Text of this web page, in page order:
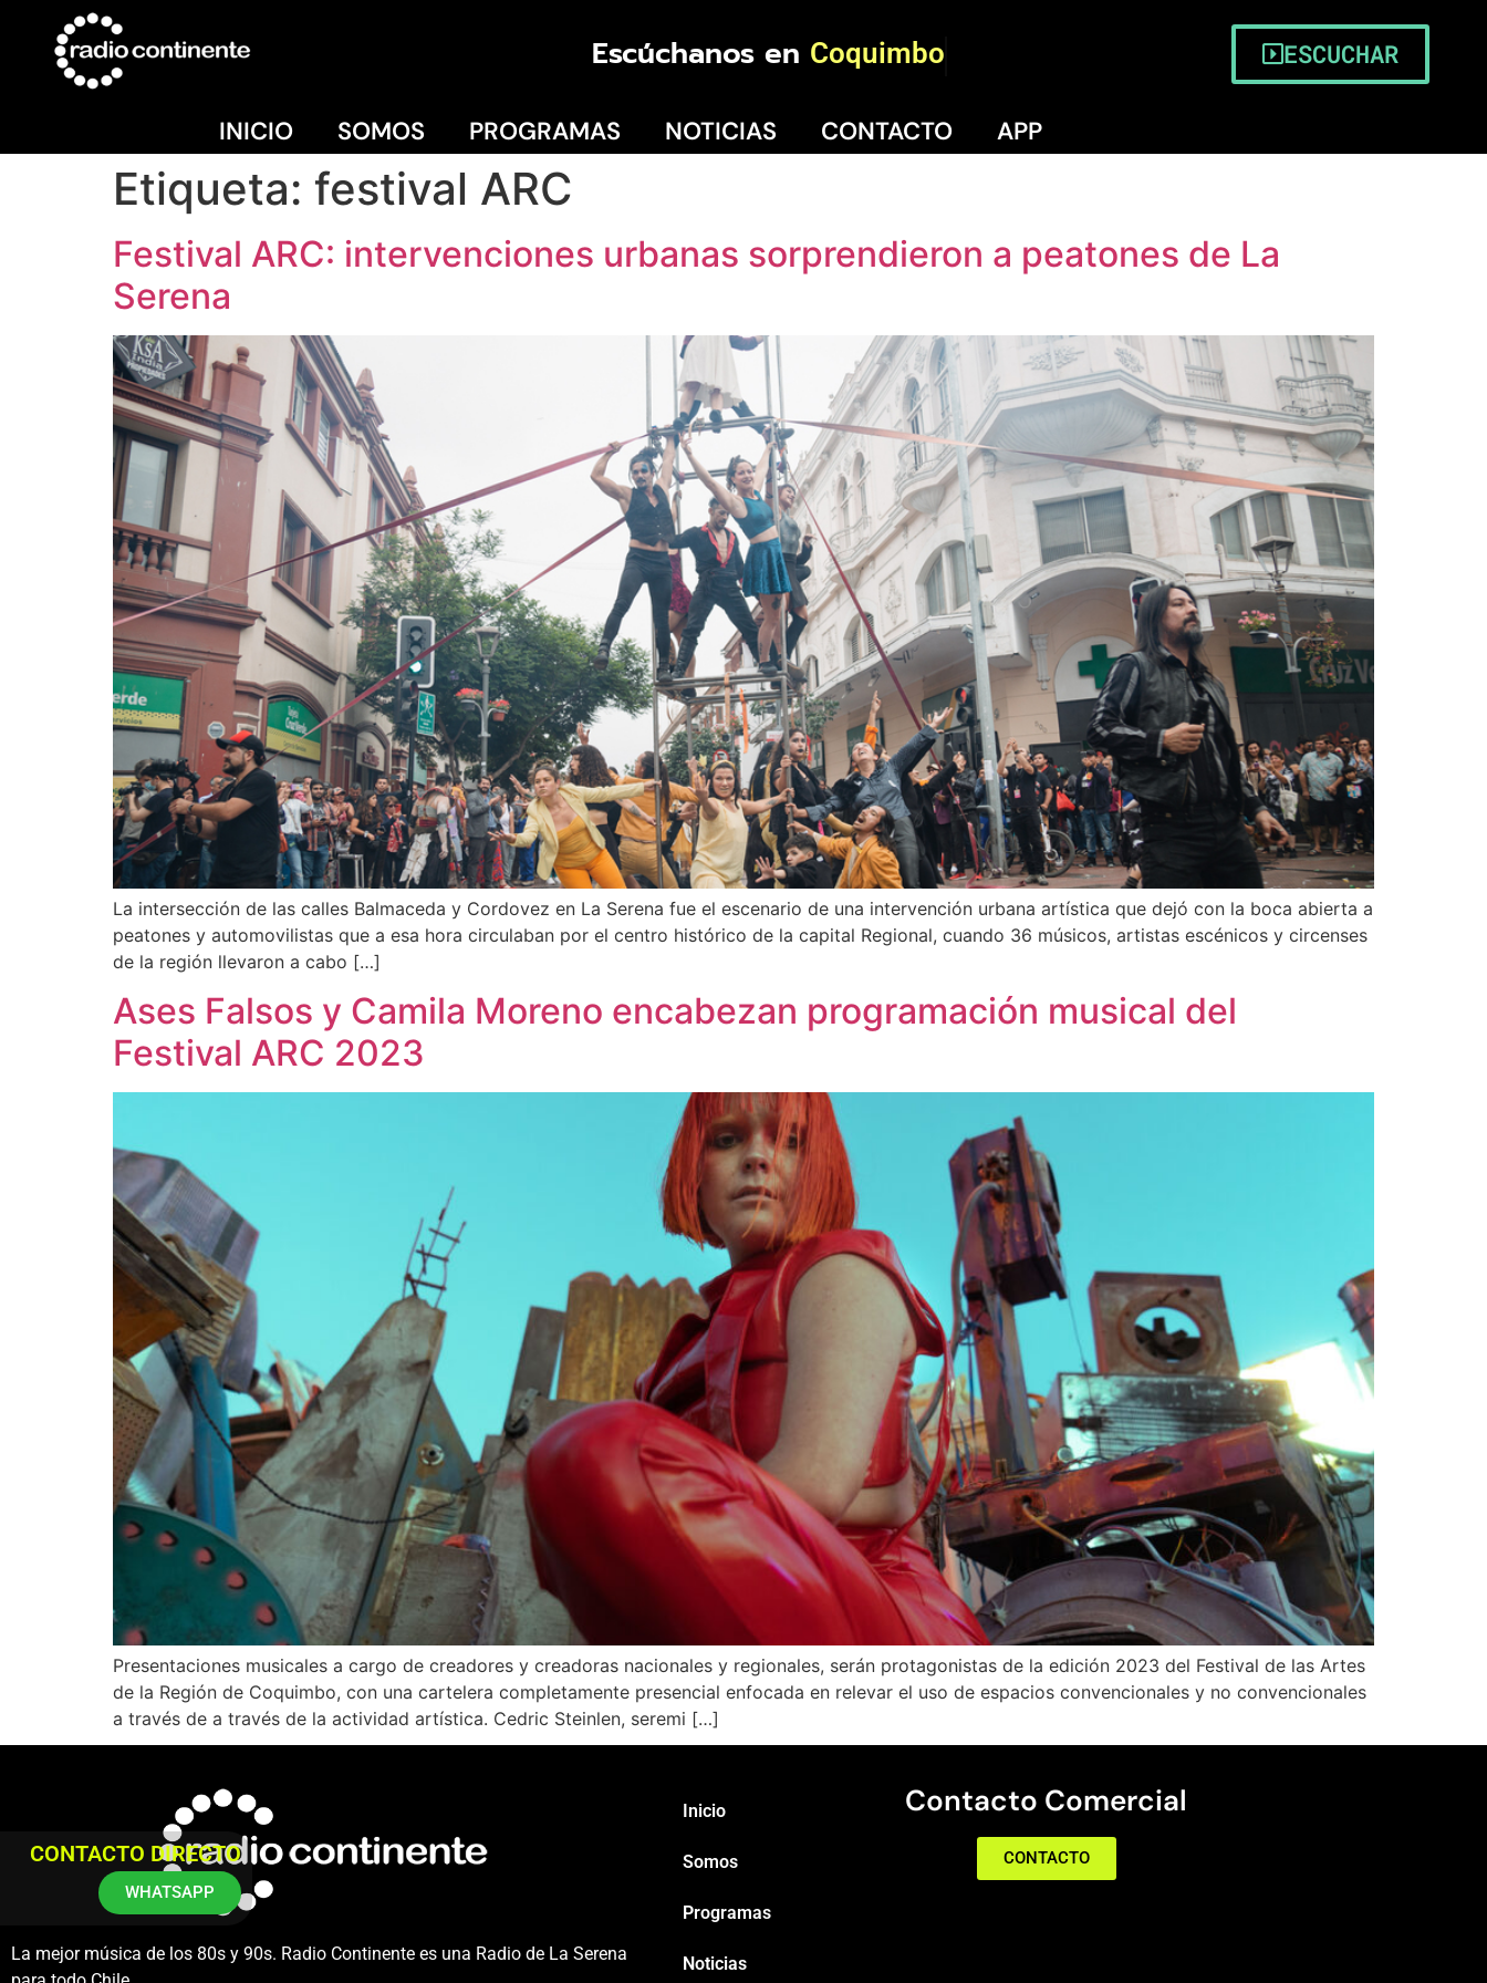
Escúchanos en Coquimbo ESCUCHAR
INICIO SOMOS PROGRAMAS NOTICIAS CONTACTO APP
Etiqueta: festival ARC
Festival ARC: intervenciones urbanas sorprendieron a peatones de La
Serena
La intersección de las calles Balmaceda y Cordovez en La Serena fue el escenario de una intervención urbana artística que dejó con la boca abierta a
peatones y automovilistas que a esa hora circulaban por el centro histórico de la capital Regional, cuando 36 músicos, artistas escénicos y circenses
de la región llevaron a cabo […]
Ases Falsos y Camila Moreno encabezan programación musical del
Festival ARC 2023
Presentaciones musicales a cargo de creadores y creadoras nacionales y regionales, serán protagonistas de la edición 2023 del Festival de las Artes
de la Región de Coquimbo, con una cartelera completamente presencial enfocada en relevar el uso de espacios convencionales y no convencionales
a través de a través de la actividad artística. Cedric Steinlen, seremi […]
La mejor música de los 80s y 90s. Radio Continente es una Radio de La Serena
Inicio
Somos
Programas
Noticias
Contacto Comercial
CONTACTO
CONTACTO DIRECTO
WHATSAPP